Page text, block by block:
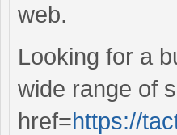
web.
Looking for a
wide range of
href=https://